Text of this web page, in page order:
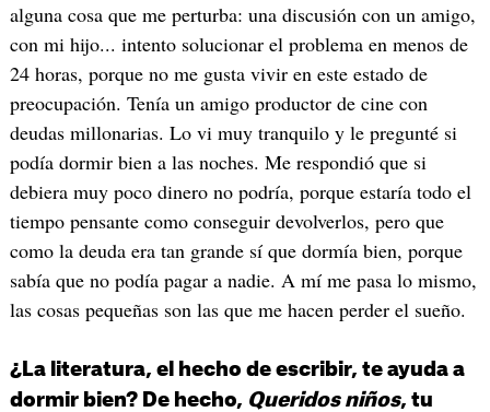
alguna cosa que me perturba: una discusión con un amigo,
con mi hijo... intento solucionar el problema en menos de
24 horas, porque no me gusta vivir en este estado de
preocupación. Tenía un amigo productor de cine con
deudas millonarias. Lo vi muy tranquilo y le pregunté si
podía dormir bien a las noches. Me respondió que si
debiera muy poco dinero no podría, porque estaría todo el
tiempo pensante como conseguir devolverlos, pero que
como la deuda era tan grande sí que dormía bien, porque
sabía que no podía pagar a nadie. A mí me pasa lo mismo,
las cosas pequeñas son las que me hacen perder el sueño.
¿La literatura, el hecho de escribir, te ayuda a
dormir bien? De hecho, Queridos niños, tu